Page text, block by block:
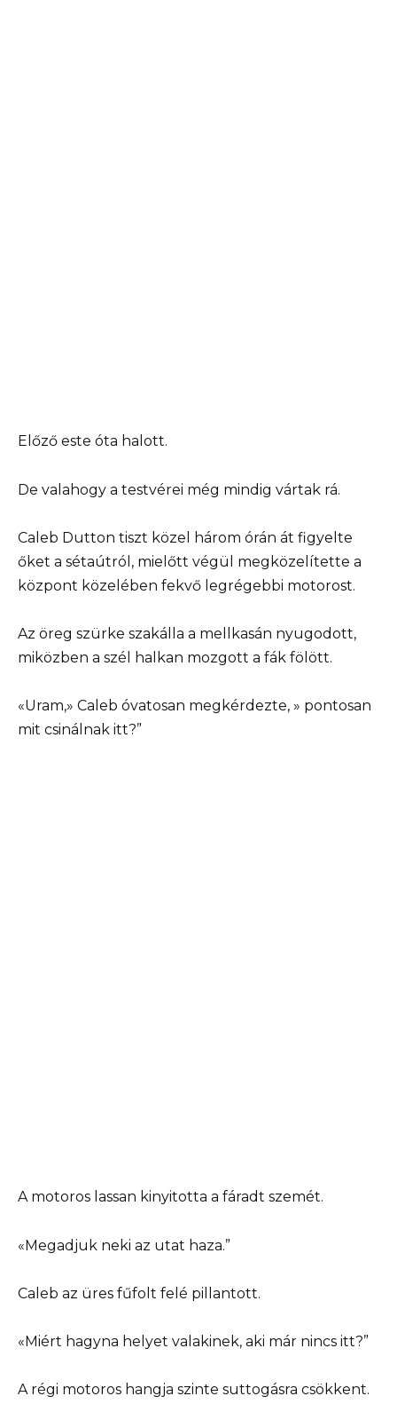
Előző este óta halott.
De valahogy a testvérei még mindig vártak rá.
Caleb Dutton tiszt közel három órán át figyelte
őket a sétaútról, mielőtt végül megközelítette a
központ közelében fekvő legrégebbi motorost.
Az öreg szürke szakálla a mellkasán nyugodott,
miközben a szél halkan mozgott a fák fölött.
«Uram,» Caleb óvatosan megkérdezte, » pontosan
mit csinálnak itt?”
A motoros lassan kinyitotta a fáradt szemét.
«Megadjuk neki az utat haza.”
Caleb az üres fűfolt felé pillantott.
«Miért hagyna helyet valakinek, aki már nincs itt?”
A régi motoros hangja szinte suttogásra csökkent.